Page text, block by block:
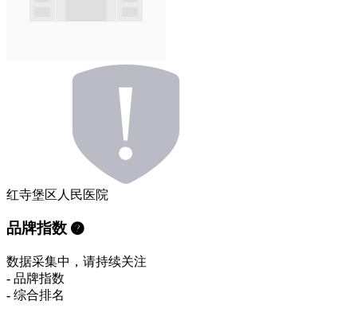
红寺堡区人民医院
品牌指数
数据采集中，请持续关注
- 品牌指数
- 综合排名